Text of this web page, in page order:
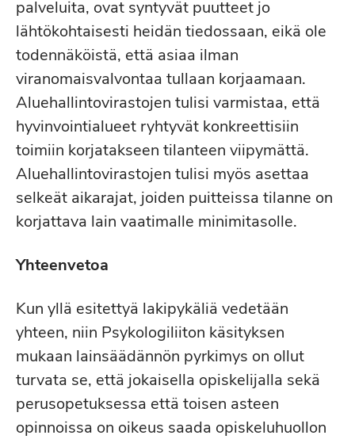
palveluita, ovat syntyvät puutteet jo
lähtökohtaisesti heidän tiedossaan, eikä ole
todennäköistä, että asiaa ilman
viranomaisvalvontaa tullaan korjaamaan.
Aluehallintovirastojen tulisi varmistaa, että
hyvinvointialueet ryhtyvät konkreettisiin
toimiin korjatakseen tilanteen viipymättä.
Aluehallintovirastojen tulisi myös asettaa
selkeät aikarajat, joiden puitteissa tilanne on
korjattava lain vaatimalle minimitasolle.
Yhteenvetoa
Kun yllä esitettyä lakipykäliä vedetään
yhteen, niin Psykologiliiton käsityksen
mukaan lainsäädännön pyrkimys on ollut
turvata se, että jokaisella opiskelijalla sekä
perusopetuksessa että toisen asteen
opinnoissa on oikeus saada opiskeluhuollon